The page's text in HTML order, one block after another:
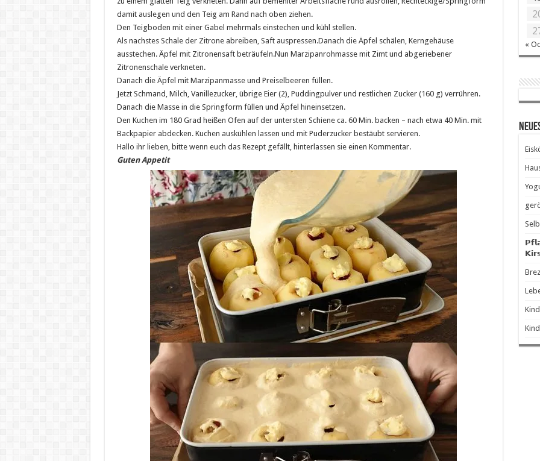
damit auslegen und den Teig am Rand nach oben ziehen.
Den Teigboden mit einer Gabel mehrmals einstechen und kühl stellen.
Als nachstes Schale der Zitrone abreiben, Saft auspressen.Danach die Äpfel schälen, Kerngehäuse
ausstechen. Äpfel mit Zitronensaft beträufeln.Nun Marzipanrohmasse mit Zimt und abgeriebener
Zitronenschale verkneten.
Danach die Äpfel mit Marzipanmasse und Preiselbeeren füllen.
Jetzt Schmand, Milch, Vanillezucker, übrige Eier (2), Puddingpulver und restlichen Zucker (160 g) verrühren.
Danach die Masse in die Springform füllen und Äpfel hineinsetzen.
Den Kuchen im 180 Grad heißen Ofen auf der untersten Schiene ca. 60 Min. backen – nach etwa 40 Min. mit
Backpapier abdecken. Kuchen auskühlen lassen und mit Puderzucker bestäubt servieren.
Hallo ihr lieben, bitte wenn euch das Rezept gefällt, hinterlassen sie einen Kommentar.
Guten Appetit
«